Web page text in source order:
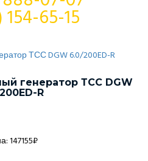
65-15
генератор ТСС DGW
R
147155₽